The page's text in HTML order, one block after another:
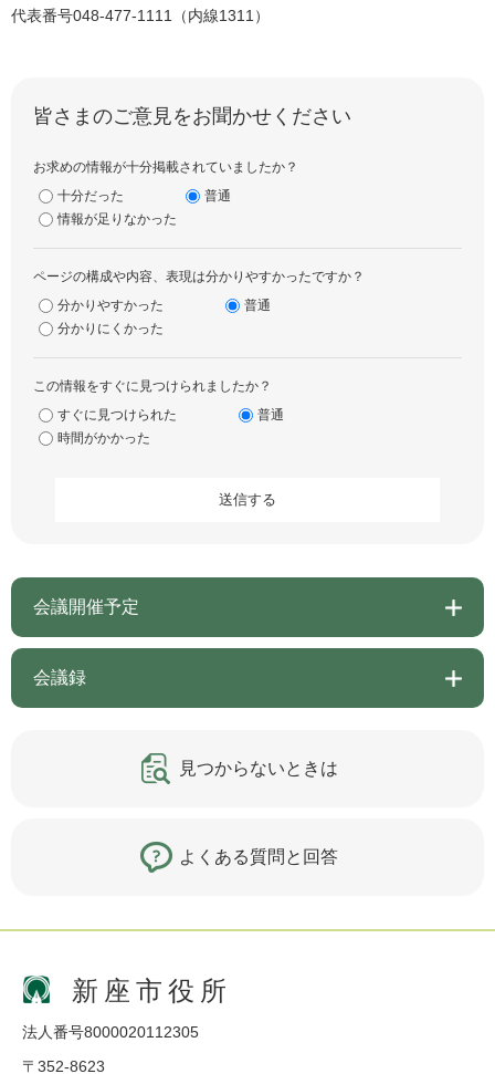
代表番号048-477-1111（内線1311）
皆さまのご意見をお聞かせください
お求めの情報が十分掲載されていましたか？
十分だった
普通
情報が足りなかった
ページの構成や内容、表現は分かりやすかったですか？
分かりやすかった
普通
分かりにくかった
この情報をすぐに見つけられましたか？
すぐに見つけられた
普通
時間がかかった
会議開催予定
会議録
見つからないときは
よくある質問と回答
新座市役所
法人番号8000020112305
〒352-8623